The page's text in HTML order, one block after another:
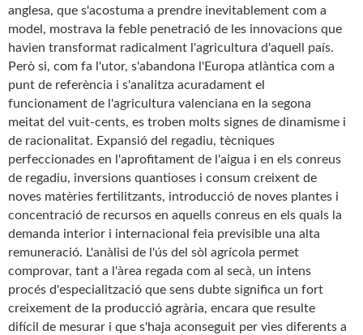
anglesa, que s'acostuma a prendre inevitablement com a
model, mostrava la feble penetració de les innovacions que
havien transformat radicalment l'agricultura d'aquell país.
Però si, com fa l'utor, s'abandona l'Europa atlàntica com a
punt de referència i s'analitza acuradament el
funcionament de l'agricultura valenciana en la segona
meitat del vuit-cents, es troben molts signes de dinamisme i
de racionalitat. Expansió del regadiu, tècniques
perfeccionades en l'aprofitament de l'aigua i en els conreus
de regadiu, inversions quantioses i consum creixent de
noves matèries fertilitzants, introducció de noves plantes i
concentració de recursos en aquells conreus en els quals la
demanda interior i internacional feia previsible una alta
remuneració. L'anàlisi de l'ús del sòl agrícola permet
comprovar, tant a l'àrea regada com al secà, un intens
procés d'especialització que sens dubte significa un fort
creixement de la producció agrària, encara que resulte
difícil de mesurar i que s'haja aconseguit per vies diferents a